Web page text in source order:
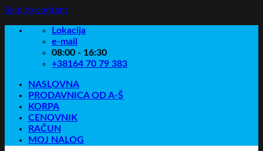
Skip to content
Lokacija
e-mail
08:00 - 16:30
+38164 70 79 383
NASLOVNA
PRODAVNICA OD A-Š
KORPA
CENOVNIK
RAČUN
MOJ NALOG